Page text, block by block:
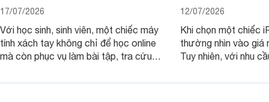
17/07/2026
Với học sinh, sinh viên, một chiếc máy
tính xách tay không chỉ để học online
mà còn phục vụ làm bài tập, tra cứu,
12/07/2026
Khi chọn một chiếc
thường nhìn vào
Tuy nhiên, với nhu